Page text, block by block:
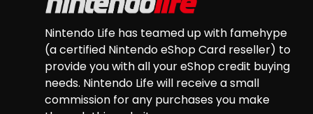
Nintendo Life has teamed up with famehype
(a certified Nintendo eShop Card reseller) to
provide you with all your eShop credit buying
needs. Nintendo Life will receive a small
commission for any purchases you make